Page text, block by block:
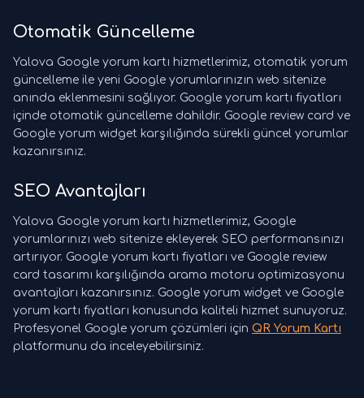
Otomatik Güncelleme
Yalova Google yorum kartı hizmetlerimiz, otomatik yorum
güncelleme ile yeni Google yorumlarınızın web sitenize
anında eklenmesini sağlıyor. Google yorum kartı fiyatları
içinde otomatik güncelleme dahildir. Google review card ve
Google yorum widget karşılığında sürekli güncel yorumlar
kazanırsınız.
SEO Avantajları
Yalova Google yorum kartı hizmetlerimiz, Google
yorumlarınızı web sitenize ekleyerek SEO performansınızı
artırıyor. Google yorum kartı fiyatları ve Google review
card tasarımı karşılığında arama motoru optimizasyonu
avantajları kazanırsınız. Google yorum widget ve Google
yorum kartı fiyatları konusunda kaliteli hizmet sunuyoruz.
Profesyonel Google yorum çözümleri için QR Yorum Kartı
platformunu da inceleyebilirsiniz.